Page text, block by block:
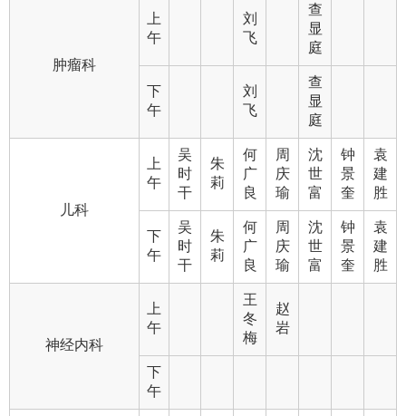
肿瘤科
上
午
刘
飞
查
显
庭
下
午
刘
飞
查
显
庭
儿科
上
午
吴
时
干
朱
莉
何
广
良
周
庆
瑜
沈
世
富
钟
景
奎
袁
建
胜
下
午
吴
时
干
朱
莉
何
广
良
周
庆
瑜
沈
世
富
钟
景
奎
袁
建
胜
神经内科
上
午
王
冬
梅
赵
岩
下
午